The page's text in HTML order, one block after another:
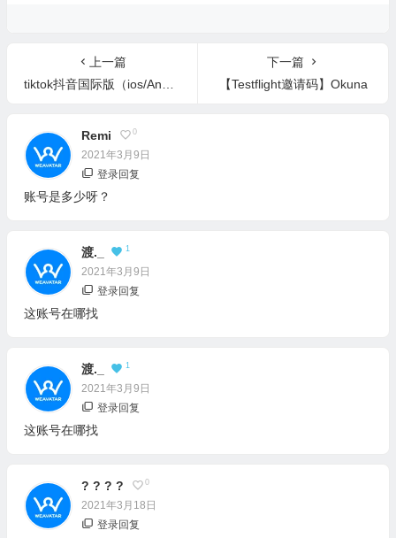
上一篇
tiktok抖音国际版（ios/Android）
下一篇
【Testflight邀请码】Okuna
Remi 0
2021年3月9日
登录回复
账号是多少呀？
渡._ 1
2021年3月9日
登录回复
这账号在哪找
渡._ 1
2021年3月9日
登录回复
这账号在哪找
? ? ? ? 0
2021年3月18日
登录回复